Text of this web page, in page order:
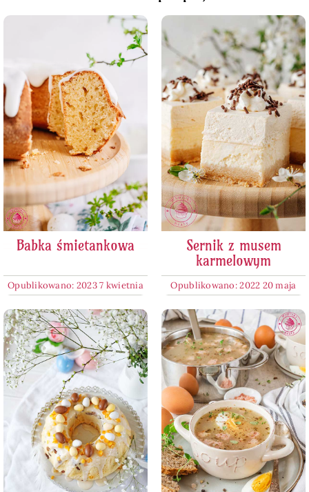
Babka śmietankowa
Opublikowano: 2023 7 kwietnia
Sernik z musem
karmelowym
Opublikowano: 2022 20 maja